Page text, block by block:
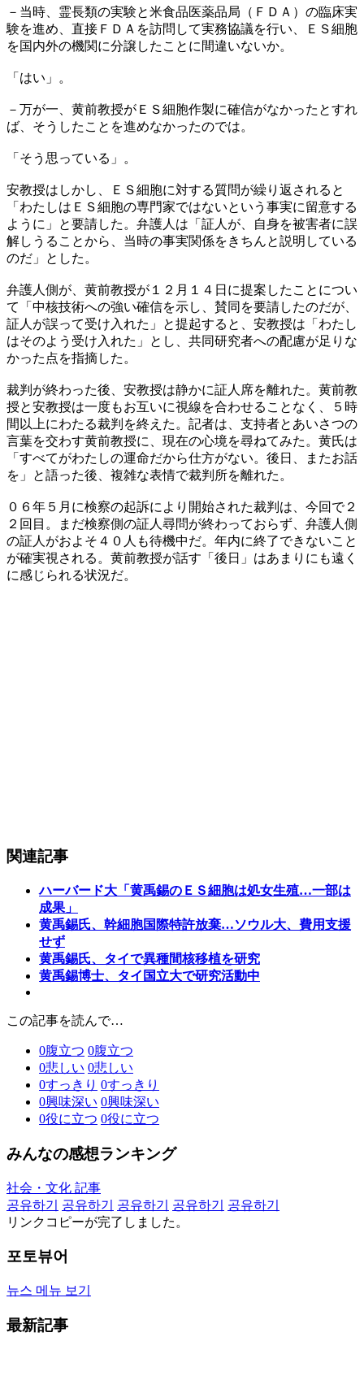
－当時、霊長類の実験と米食品医薬品局（ＦＤＡ）の臨床実
験を進め、直接ＦＤＡを訪問して実務協議を行い、ＥＳ細胞
を国内外の機関に分譲したことに間違いないか。
「はい」。
－万が一、黄前教授がＥＳ細胞作製に確信がなかったとすれ
ば、そうしたことを進めなかったのでは。
「そう思っている」。
安教授はしかし、ＥＳ細胞に対する質問が繰り返されると
「わたしはＥＳ細胞の専門家ではないという事実に留意する
ように」と要請した。弁護人は「証人が、自身を被害者に誤
解しうることから、当時の事実関係をきちんと説明している
のだ」とした。
弁護人側が、黄前教授が１２月１４日に提案したことについ
て「中核技術への強い確信を示し、賛同を要請したのだが、
証人が誤って受け入れた」と提起すると、安教授は「わたし
はそのよう受け入れた」とし、共同研究者への配慮が足りな
かった点を指摘した。
裁判が終わった後、安教授は静かに証人席を離れた。黄前教
授と安教授は一度もお互いに視線を合わせることなく、５時
間以上にわたる裁判を終えた。記者は、支持者とあいさつの
言葉を交わす黄前教授に、現在の心境を尋ねてみた。黄氏は
「すべてがわたしの運命だから仕方がない。後日、またお話
を」と語った後、複雑な表情で裁判所を離れた。
０６年５月に検察の起訴により開始された裁判は、今回で２
２回目。まだ検察側の証人尋問が終わっておらず、弁護人側
の証人がおよそ４０人も待機中だ。年内に終了できないこと
が確実視される。黄前教授が話す「後日」はあまりにも遠く
に感じられる状況だ。
関連記事
ハーバード大「黄禹錫のＥＳ細胞は処女生殖…一部は
成果」
黄禹錫氏、幹細胞国際特許放棄…ソウル大、費用支援
せず
黄禹錫氏、タイで異種間核移植を研究
黄禹錫博士、タイ国立大で研究活動中
この記事を読んで…
0腹立つ 0腹立つ
0悲しい 0悲しい
0すっきり 0すっきり
0興味深い 0興味深い
0役に立つ 0役に立つ
みんなの感想ランキング
社会・文化 記事
공유하기
공유하기 공유하기 공유하기
공유하기
リンクコピーが完了しました。
포토뷰어
뉴스 메뉴 보기
最新記事